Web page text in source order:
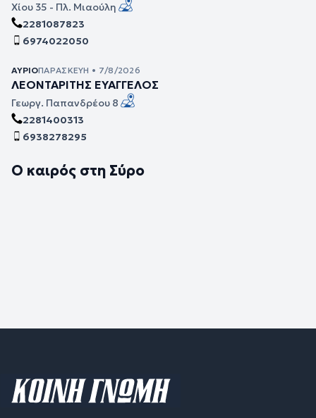
Χίου 35 - Πλ. Μιαούλη
2281087823
6974022050
ΑΎΡΙΟΠΑΡΑΣΚΕΥΉ • 7/8/2026
ΛΕΟΝΤΑΡΙΤΗΣ ΕΥΑΓΓΕΛΟΣ
Γεωργ. Παπανδρέου 8
2281400313
6938278295
Ο καιρός στη Σύρο